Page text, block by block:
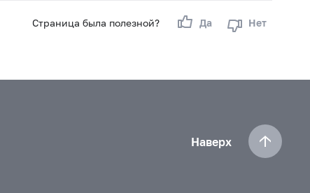
Страница была полезной? Да Нет
Наверх